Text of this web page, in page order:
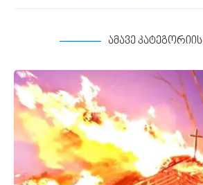
ამავე კატეგორიის